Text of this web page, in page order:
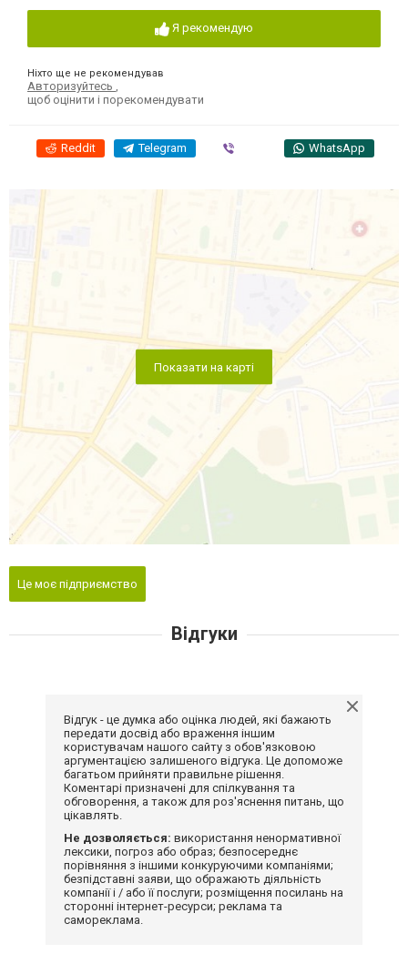
Я рекомендую
Ніхто ще не рекомендував
Авторизуйтесь
щоб оцінити і порекомендувати
Reddit Telegram WhatsApp
Показати на карті
Це моє підприємство
Відгуки
Відгук - це думка або оцінка людей, які бажають
передати досвід або враження іншим
користувачам нашого сайту з обов'язковою
аргументацією залишеного відгука. Це допоможе
багатьом прийняти правильне рішення.
Коментарі призначені для спілкування та
обговорення, а також для роз'яснення питань, що
цікавлять.
Не дозволяється: використання ненормативної
лексики, погроз або образ; безпосереднє
порівняння з іншими конкуруючими компаніями;
безпідставні заяви, що ображають діяльність
компанії і / або її послуги; розміщення посилань на
сторонні інтернет-ресурси; реклама та
самореклама.